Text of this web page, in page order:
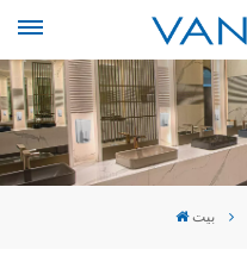
بيت